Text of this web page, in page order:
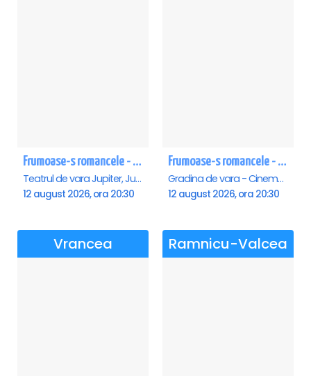
Frumoase-s romancele - Jupiter
Teatrul de vara Jupiter, Jupiter
12 august 2026, ora 20:30
Frumoase-s romancele - Saturn
Gradina de vara - Cinema Saturn, Saturn
12 august 2026, ora 20:30
Vrancea Ramnicu-Valcea